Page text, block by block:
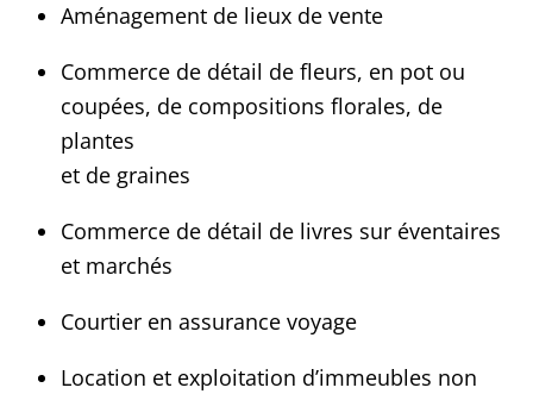
Aménagement de lieux de vente
Commerce de détail de fleurs, en pot ou
coupées, de compositions florales, de
plantes
et de graines
Commerce de détail de livres sur éventaires
et marchés
Courtier en assurance voyage
Location et exploitation d’immeubles non